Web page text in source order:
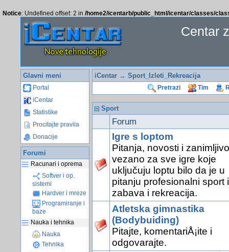
Notice: Undefined offset: 2 in /home2/icentarb/public_html/icentar/classes/
Centar
Glavni meni
Portal
iCentar
Statistike
Procitajte pravila
Donacije
Forumi
Racunari i oprema
Softver i op.
sistemi
Hardver i mreze
Programiranje i
baze
Nauka i tehnika
Nauka
Tehnika
iCentar→ Sport_Izleti_Rekreacija
Pretrazi Tim
Sport
Forum
Igre s loptom
Pitanja, novosti i
vezano za sve igre koje
uključuju loptu bilo da je u
pitanju profesionalni sport
zabava i rekreacija.
Atletska gimnastika
(Bodybuiding)
Pitajte, komentariÅ¡ite i
odgovarajte.